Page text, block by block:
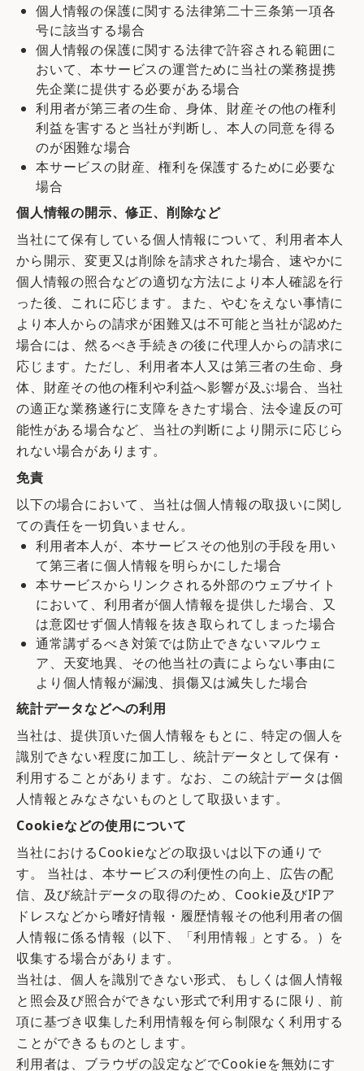
個人情報の保護に関する法律第二十三条第一項各
号に該当する場合
個人情報の保護に関する法律で許容される範囲に
おいて、本サービスの運営ために当社の業務提携
先企業に提供する必要がある場合
利用者が第三者の生命、身体、財産その他の権利
利益を害すると当社が判断し、本人の同意を得る
のが困難な場合
本サービスの財産、権利を保護するために必要な
場合
個人情報の開示、修正、削除など
当社にて保有している個人情報について、利用者本人
から開示、変更又は削除を請求された場合、速やかに
個人情報の照合などの適切な方法により本人確認を行
った後、これに応じます。また、やむをえない事情に
より本人からの請求が困難又は不可能と当社が認めた
場合には、然るべき手続きの後に代理人からの請求に
応じます。ただし、利用者本人又は第三者の生命、身
体、財産その他の権利や利益へ影響が及ぶ場合、当社
の適正な業務遂行に支障をきたす場合、法令違反の可
能性がある場合など、当社の判断により開示に応じら
れない場合があります。
免責
以下の場合において、当社は個人情報の取扱いに関し
ての責任を一切負いません。
利用者本人が、本サービスその他別の手段を用い
て第三者に個人情報を明らかにした場合
本サービスからリンクされる外部のウェブサイト
において、利用者が個人情報を提供した場合、又
は意図せず個人情報を抜き取られてしまった場合
通常講ずるべき対策では防止できないマルウェ
ア、天変地異、その他当社の責によらない事由に
より個人情報が漏洩、損傷又は滅失した場合
統計データなどへの利用
当社は、提供頂いた個人情報をもとに、特定の個人を
識別できない程度に加工し、統計データとして保有・
利用することがあります。なお、この統計データは個
人情報とみなさないものとして取扱います。
Cookieなどの使用について
当社におけるCookieなどの取扱いは以下の通りで
す。 当社は、本サービスの利便性の向上、広告の配
信、及び統計データの取得のため、Cookie及びIPア
ドレスなどから嗜好情報・履歴情報その他利用者の個
人情報に係る情報（以下、「利用情報」とする。）を
収集する場合があります。
当社は、個人を識別できない形式、もしくは個人情報
と照会及び照合ができない形式で利用するに限り、前
項に基づき収集した利用情報を何ら制限なく利用する
ことができるものとします。
利用者は、ブラウザの設定などでCookieを無効にす